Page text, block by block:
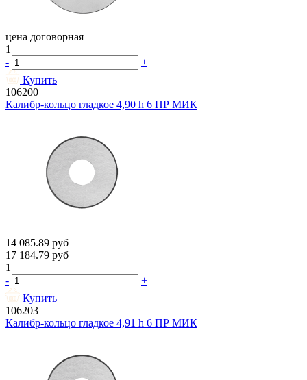
цена договорная
1
-
+
Купить
106200
Калибр-кольцо гладкое 4,90 h 6 ПР МИК
14 085.89 руб
17 184.79 руб
1
-
+
Купить
106203
Калибр-кольцо гладкое 4,91 h 6 ПР МИК